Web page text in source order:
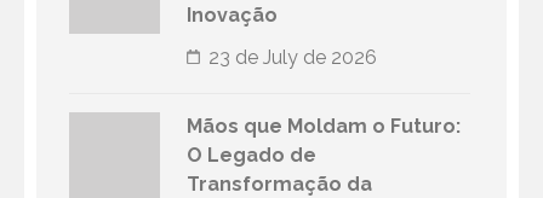
Inovação
23 de July de 2026
Mãos que Moldam o Futuro:
O Legado de
Transformação da